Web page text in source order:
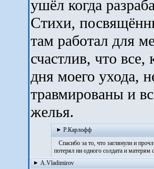
ушёл когда
Стихи,
там работал для
счастлив, что
дня моего ухода,
травмированы и
желья.
Р.Карлофф
Спасибо за то, что заглянули и
потерял ни одного солдата и матерям
A.Vladimirov